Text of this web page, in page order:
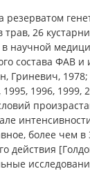
резерватом
26
научной
состава ФАВ и
Гриневич,
1996, 1999,
более чем
действия